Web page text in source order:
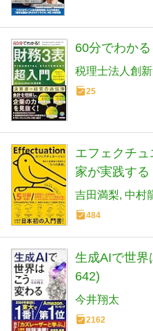
60分でわか
税理士法人創
25
エフェクチ
家が実践する
吉田満梨 中村
484
生成AIで世界
642)
今井翔太
2162